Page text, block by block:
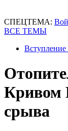
СПЕЦТЕМА:
ВСЕ ТЕМЫ
Кривом
срыва